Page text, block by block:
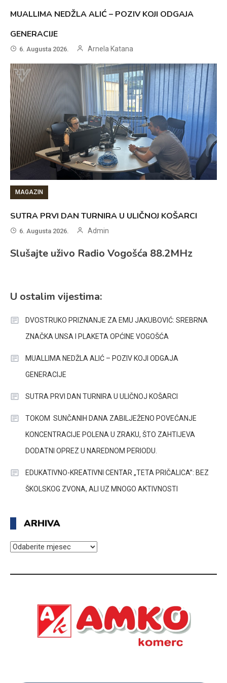
MUALLIMA NEDŽLA ALIĆ – POZIV KOJI ODGAJA
GENERACIJE
6. Augusta 2026. Arnela Katana
MAGAZIN
SUTRA PRVI DAN TURNIRA U ULIČNOJ KOŠARCI
6. Augusta 2026. Admin
Slušajte uživo Radio Vogošća 88.2MHz
U ostalim vijestima:
DVOSTRUKO PRIZNANJE ZA EMU JAKUBOVIĆ: SREBRNA
ZNAČKA UNSA I PLAKETA OPĆINE VOGOŠĆA
MUALLIMA NEDŽLA ALIĆ – POZIV KOJI ODGAJA
GENERACIJE
SUTRA PRVI DAN TURNIRA U ULIČNOJ KOŠARCI
TOKOM SUNČANIH DANA ZABILJEŽENO POVEĆANJE
KONCENTRACIJE POLENA U ZRAKU, ŠTO ZAHTIJEVA
DODATNI OPREZ U NAREDNOM PERIODU.
EDUKATIVNO-KREATIVNI CENTAR „TETA PRIČALICA”: BEZ
ŠKOLSKOG ZVONA, ALI UZ MNOGO AKTIVNOSTI
ARHIVA
ARHIVA